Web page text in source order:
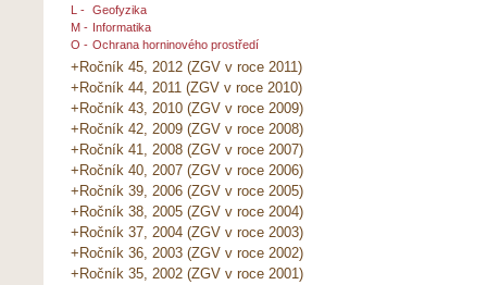
L - Geofyzika
M - Informatika
O - Ochrana horninového prostředí
+Ročník 45, 2012 (ZGV v roce 2011)
+Ročník 44, 2011 (ZGV v roce 2010)
+Ročník 43, 2010 (ZGV v roce 2009)
+Ročník 42, 2009 (ZGV v roce 2008)
+Ročník 41, 2008 (ZGV v roce 2007)
+Ročník 40, 2007 (ZGV v roce 2006)
+Ročník 39, 2006 (ZGV v roce 2005)
+Ročník 38, 2005 (ZGV v roce 2004)
+Ročník 37, 2004 (ZGV v roce 2003)
+Ročník 36, 2003 (ZGV v roce 2002)
+Ročník 35, 2002 (ZGV v roce 2001)